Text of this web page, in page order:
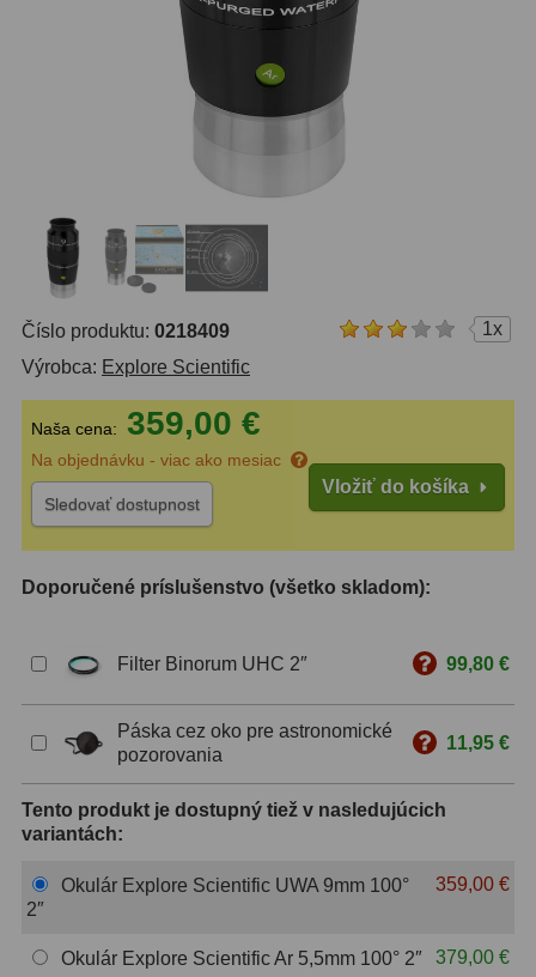
43
Okuláre 452
Plössl a Super Plössl120
Širokouhlé (52°-60°)82
SWA (62°-78°)86
UWA (80°-98°)22
XWA (100°-120°)17
Planetárne29
ZOOM12
Ostatné 30
Barlow65
Filtre182
Mesačné a polarizačné23
Slnečné 43
Číslo produktu: 0218409
Výrobca: Explore Scientific
1x
Naša cena: 359,00 €
Na objednávku - viac ako mesiac
Sledovať dostupnost
Vložiť do košíka
Doporučené príslušenstvo (všetko skladom):
Filter Binorum UHC 2″ 99,80 €
Páska cez oko pre astronomické
pozorovania
11,95 €
Tento produkt je dostupný tiež v nasledujúcich
variantách:
Okulár Explore Scientific UWA 9mm 100°
2″
359,00 €
Okulár Explore Scientific Ar 5,5mm 100° 2″ 379,00 €